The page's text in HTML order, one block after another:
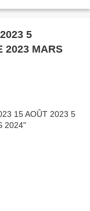
2023 MARS